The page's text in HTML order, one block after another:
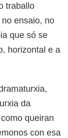
traballo
ensaio, no
que só se
horizontal e a
da
queiran
con esa